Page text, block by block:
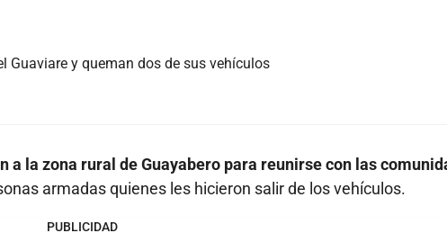
Guaviare y queman dos de sus vehículos
a la zona rural de Guayabero para reunirse con las
armadas quienes les hicieron salir de los vehículos.
PUBLICIDAD